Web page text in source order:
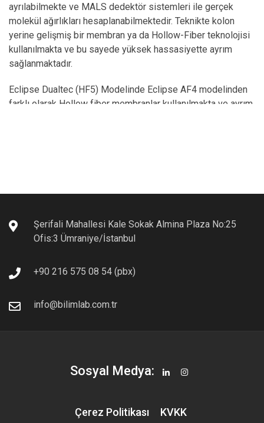
ayrılabilmekte ve MALS dedektör sistemleri ile gerçek
molekül ağırlıkları hesaplanabilmektedir. Teknikte kolon
yerine gelişmiş bir membran ya da Hollow-Fiber teknolojisi
kullanılmakta ve bu sayede yüksek hassasiyette ayrım
sağlanmaktadır.
Eclipse Dualtec (HF5) Modelinde Eclipse AF4 modelinden
farklı olarak Hollow fiber membranlar kullanılmakta ve ayrım
Şerifali Mahallesi Kale Sokak Almina Plaza No:25
Ofis:3 Ümraniye/İstanbul
+90 216 575 08 54 (pbx)
info@bilimlab.com.tr
Sosyal Medya:
Çerez Politikası
KVKK